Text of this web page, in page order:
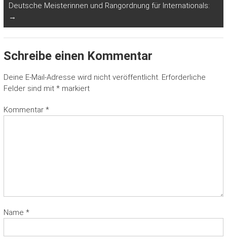
Deutsche Meisterinnen und Rangordnung für Internationals:
→
Schreibe einen Kommentar
Deine E-Mail-Adresse wird nicht veröffentlicht. Erforderliche
Felder sind mit *markiert
Kommentar *
Name *